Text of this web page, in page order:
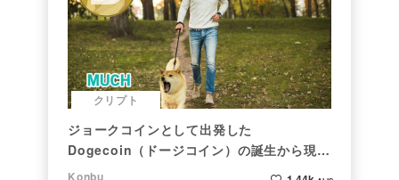
クリプト
ジョークコインとして出発した
Dogecoin（ドージコイン）の誕生から現在
まで。注目される非証券性🐶
Konbu